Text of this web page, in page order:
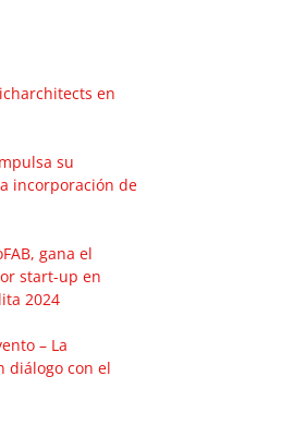
en
su
incorporación de
gana el
start-up en
2024
– La
diálogo con el